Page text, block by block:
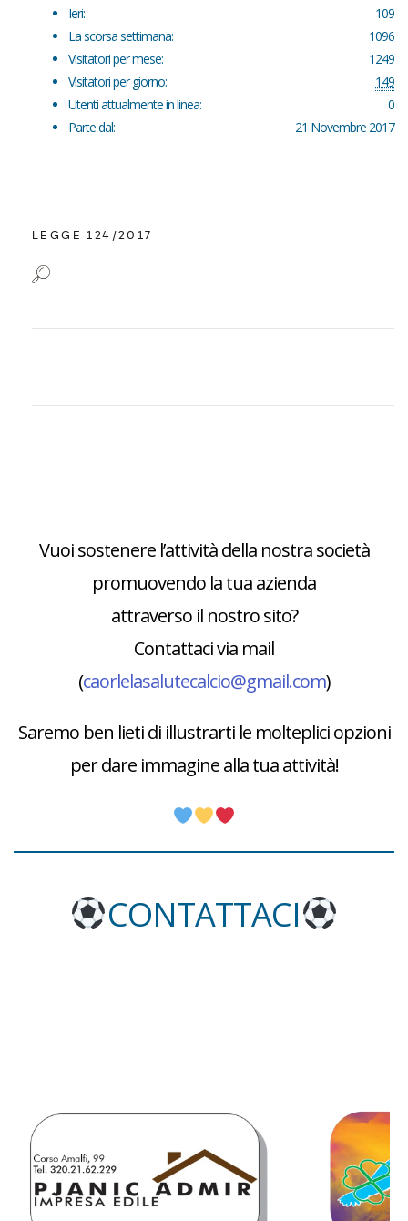
109
Ieri:
1096
La scorsa settimana:
1249
Visitatori per mese:
149
Visitatori per giorno:
0
Utenti attualmente in linea:
21 Novembre 2017
Parte dal:
LEGGE 124/2017
Vuoi sostenere l’attività della nostra società
promuovendo la tua azienda
attraverso il nostro sito?
Contattaci via mail
(caorlelasalutecalcio@gmail.com)
Saremo ben lieti di illustrarti le molteplici opzioni
per dare immagine alla tua attività!
CONTATTACI